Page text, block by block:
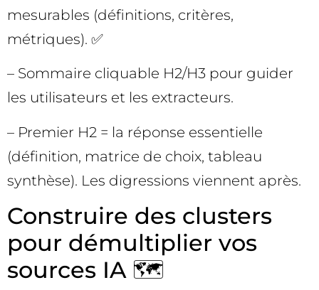
mesurables (définitions, critères,
métriques). ✅
– Sommaire cliquable H2/H3 pour guider
les utilisateurs et les extracteurs.
– Premier H2 = la réponse essentielle
(définition, matrice de choix, tableau
synthèse). Les digressions viennent après.
Construire des clusters
pour démultiplier vos
sources IA 🗺️